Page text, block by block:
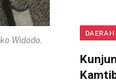
Widodo.
DAERAH